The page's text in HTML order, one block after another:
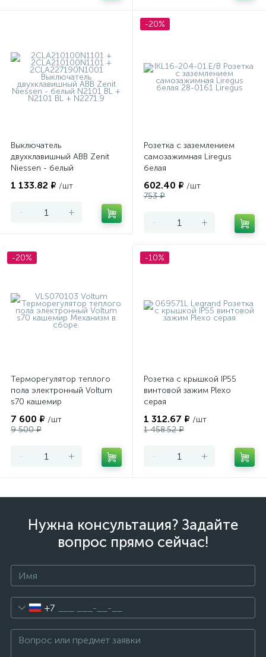
Выключатель
двухклавишный ABB Zenit
Niessen - белый
1 133.82 ₽ /шт
- +
-20%
Розетка с заземлением
самозажимная Liregus
белая
602.40 ₽ /шт
753 ₽
- +
-20%
Терморегулятор теплого
пола электронный Voltum
s70 кашемир
7 600 ₽ /шт
9 500 ₽
- +
-10%
Розетка с крышкой IP55
винтовой зажим Plexo
серая
1 312.67 ₽ /шт
1 458.52 ₽
- +
Нужна консультация? Задайте
вопрос прямо сейчас!
+7